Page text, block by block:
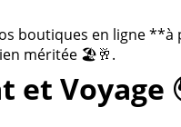
boutiques en ligne
méritée 🏖️🥂.
et Voyage